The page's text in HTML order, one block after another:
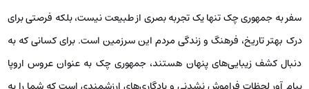
سفر به جمهوری چک تنها یک تجربه بصری از طبیعت نیست، بلکه فرصتی برای
درک بهتر تاریخ، فرهنگ و زندگی مردم این سرزمین است. برای کسانی که به
دنبال کشف زیبایی‌های پنهان هستند، جمهوری چک به عنوان عروس اروپا